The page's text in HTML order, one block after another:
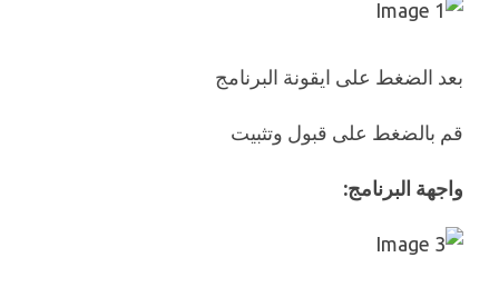
بعد الضغط على ايقونة البرنامج
قم بالضغط على قبول وتثبيت
واجهة البرنامج: